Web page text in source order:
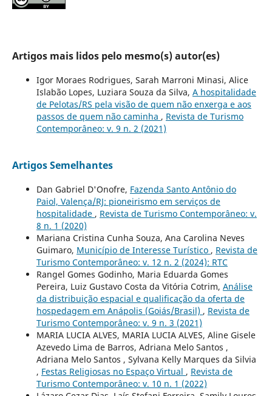
Artigos mais lidos pelo mesmo(s) autor(es)
Igor Moraes Rodrigues, Sarah Marroni Minasi, Alice
Islabão Lopes, Luziara Souza da Silva, A hospitalidade
de Pelotas/RS pela visão de quem não enxerga e aos
passos de quem não caminha , Revista de Turismo
Contemporâneo: v. 9 n. 2 (2021)
Artigos Semelhantes
Dan Gabriel D'Onofre, Fazenda Santo Antônio do
Paiol, Valença/RJ: pioneirismo em serviços de
hospitalidade , Revista de Turismo Contemporâneo: v.
8 n. 1 (2020)
Mariana Cristina Cunha Souza, Ana Carolina Neves
Guimaro, Município de Interesse Turístico , Revista de
Turismo Contemporâneo: v. 12 n. 2 (2024): RTC
Rangel Gomes Godinho, Maria Eduarda Gomes
Pereira, Luiz Gustavo Costa da Vitória Cotrim, Análise
da distribuição espacial e qualificação da oferta de
hospedagem em Anápolis (Goiás/Brasil) , Revista de
Turismo Contemporâneo: v. 9 n. 3 (2021)
MARIA LUCIA ALVES, MARIA LUCIA ALVES, Aline Gisele
Azevedo Lima de Barros, Adriana Melo Santos ,
Adriana Melo Santos , Sylvana Kelly Marques da Silvia
, Festas Religiosas no Espaço Virtual , Revista de
Turismo Contemporâneo: v. 10 n. 1 (2022)